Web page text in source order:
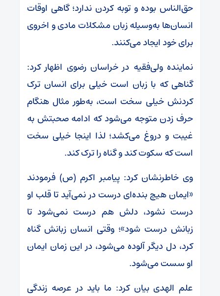
حق‌الناس بوده و توبه کردن ندارد؛ گاهی اوقات
انسان‌ها به‌وسیله زبان مشکلات مادی و اخروی
برای خود ایجاد می‌کنند.
نماینده ولی‌فقیه در خراسان رضوی اظهار کرد:
گناهی که با زبان است خیلی برای انسان ترک
کردنش خیلی سخت است، به‌طور مثال هنگام
حرف زدن متوجه می‌شود که ادامه صحبتش به
غیبت و دروغ می‌کشد؛ لذا اینجا خیلی سخت
است که سکوت کند و گناه را ترک کند.
وی خاطرنشان کرد: پیامبر اکرم (ص) فرمودند
«ایمان هیچ بنده‌ای درست در نمی‌آید تا قلب او
درست نشود، دلش هم درست نمی‌شود تا
زبانش درست شود»؛ وقتی انسان زبانش گناه
کرد، دل دیگر آلوده می‌شود، در این زمان ایمان
او سست می‌شود.
علم الهدی بیان کرد: ما باید در عرصه زندگی